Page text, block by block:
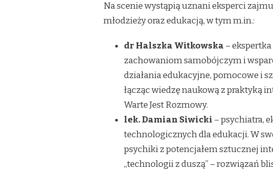
Na scenie wystąpią uznani eksperci
młodzieży oraz edukacją, w tym m.in.:
dr Halszka Witkowska –
zachowaniom samobójczym i
działania edukacyjne, pomocowe i
łącząc wiedzę naukową z praktyką
Warte Jest Rozmowy.
lek. Damian Siwicki – psychiatra,
technologicznych dla edukacji. W
psychiki z potencjałem sztucznej
„technologii z duszą” – rozwiązań